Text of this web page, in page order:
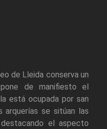
de Lleida conserva un
de manifiesto el
está ocupada por san
arquerías se sitúan las
el aspecto